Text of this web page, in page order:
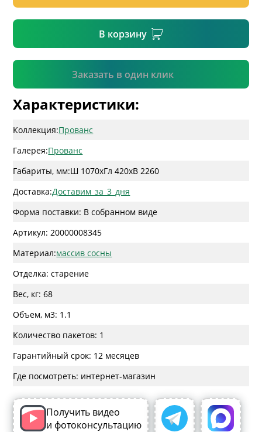
В корзину
Заказать в один клик
Подтвердить
Характеристики:
Коллекция:Прованс
Галерея:Прованс
Габариты, мм:Ш 1070xГл 420xВ 2260
Доставка:Доставим_за_3_дня
Форма поставки: В собранном виде
Артикул: 20000008345
Материал:массив сосны
Отделка: старение
Вес, кг: 68
Объем, м3: 1.1
Количество пакетов: 1
Гарантийный срок: 12 месяцев
Где посмотреть: интернет-магазин
Получить видео
и фотоконсультацию